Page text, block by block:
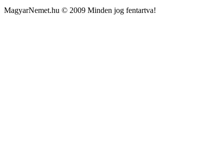
MagyarNemet.hu © 2009 Minden jog fentartva!